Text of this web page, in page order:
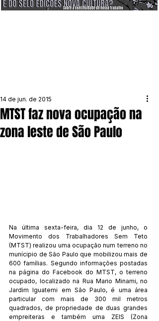
MTST faz nova ocupação na
zona leste de São Paulo
14 de jun. de 2015
Na última sexta-feira, dia 12 de junho, o
Movimento dos Trabalhadores Sem Teto
(MTST) realizou uma ocupação num terreno no
munícipio de São Paulo que mobilizou mais de
600 famílias. Segundo informações postadas
na página do Facebook do MTST, o terreno
ocupado, localizado na Rua Mario Minami, no
Jardim Iguatemi em São Paulo, é uma área
particular com mais de 300 mil metros
quadrados, de propriedade de duas grandes
empreiteras e também uma ZEIS (Zona